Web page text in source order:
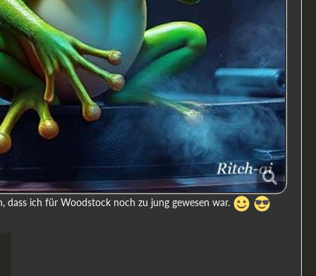
dass ich für Woodstock noch zu jung gewesen war.